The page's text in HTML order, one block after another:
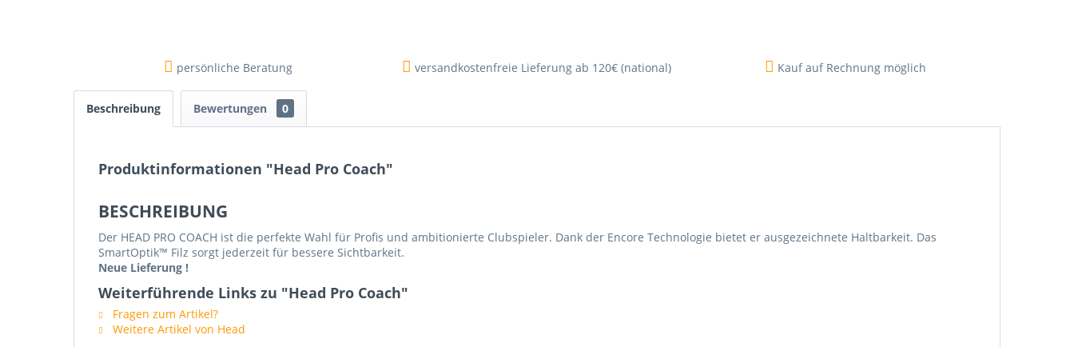
persönliche Beratung versandkostenfreie Lieferung ab 120€ (national) Kauf auf Rechnung möglich
Beschreibung Bewertungen 0
Produktinformationen "Head Pro Coach"
BESCHREIBUNG
Der HEAD PRO COACH ist die perfekte Wahl für Profis und ambitionierte Clubspieler. Dank der Encore Technologie bietet er ausgezeichnete Haltbarkeit. Das
SmartOptik™ Filz sorgt jederzeit für bessere Sichtbarkeit.
Neue Lieferung !
Weiterführende Links zu "Head Pro Coach"
Fragen zum Artikel?
Weitere Artikel von Head